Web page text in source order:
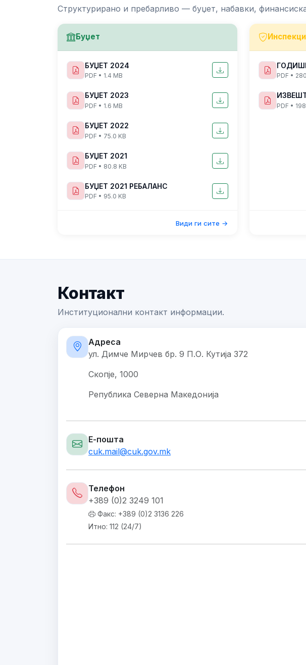
Структурирано и пребарливо — буџет, набавки,
Буџет
БУЏЕТ 2024
PDF • 1.4 MB
БУЏЕТ 2023
PDF • 1.6 MB
БУЏЕТ 2022
PDF • 75.0 KB
БУЏЕТ 2021
PDF • 80.8 KB
БУЏЕТ 2021 РЕБАЛАНС
PDF • 95.0 KB
Види ги сите →
PDF •
PDF •
Контакт
Институционални контакт информации.
Адреса
ул. Димче Мирчев бр. 9 П.О. Кутија 372
Скопје, 1000
Република Северна Македонија
Е-пошта
cuk.mail@cuk.gov.mk
Телефон
+389 (0)2 3249 101
Факс: +389 (0)2 3136 226
Итно: 112 (24/7)